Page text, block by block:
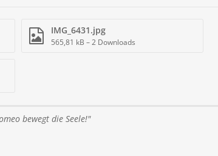
IMG_6431.jpg
565,81 kB – 2 Downloads
bewegt die Seele!"